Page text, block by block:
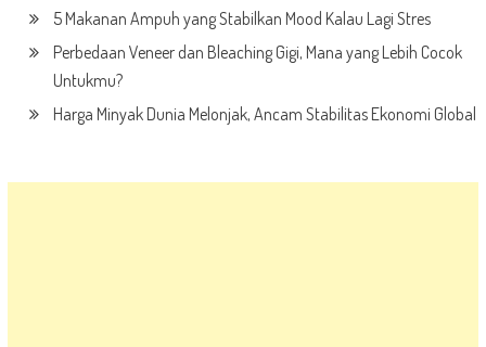
5 Makanan Ampuh yang Stabilkan Mood Kalau Lagi Stres
Perbedaan Veneer dan Bleaching Gigi, Mana yang Lebih Cocok
Untukmu?
Harga Minyak Dunia Melonjak, Ancam Stabilitas Ekonomi Global